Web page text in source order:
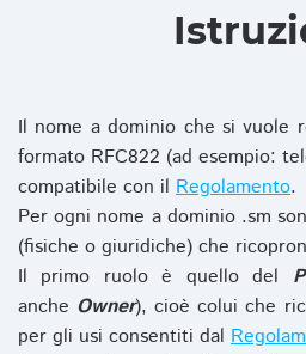
Il nome a dominio che si vuole
formato RFC822 (ad esempio:
compatibile con il Regolamento.
Per ogni nome a dominio .sm
(fisiche o giuridiche) che
Il primo ruolo è quello del
anche Owner), cioè colui che
per gli usi consentiti dal